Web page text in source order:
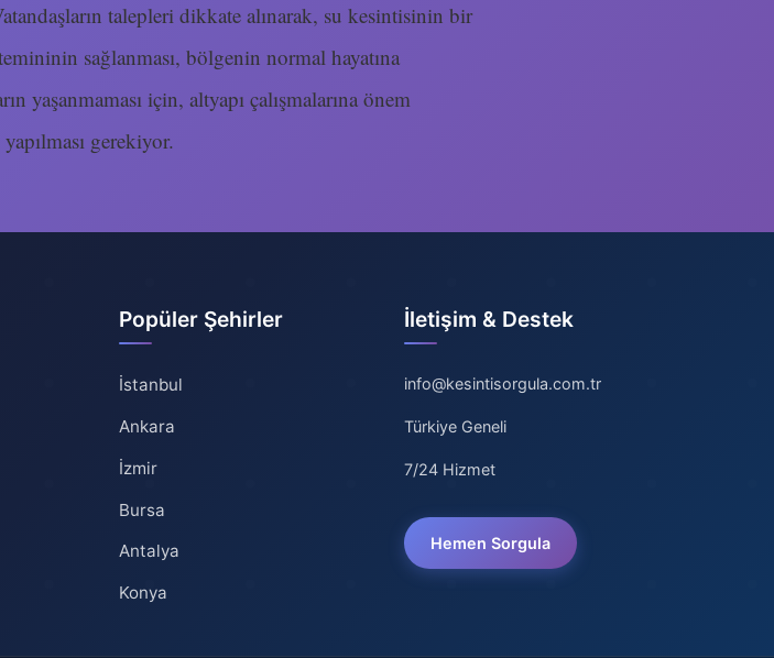
talepleri dikkate alınarak, su kesintisinin bir
sağlanması, bölgenin normal hayatına
yaşanmaması için, altyapı çalışmalarına önem
gerekiyor.
Popüler Şehirler
İstanbul
Ankara
İzmir
Bursa
Antalya
Konya
İletişim & Destek
info@kesintisorgula.com.tr
Türkiye Geneli
7/24 Hizmet
Hemen Sorgula